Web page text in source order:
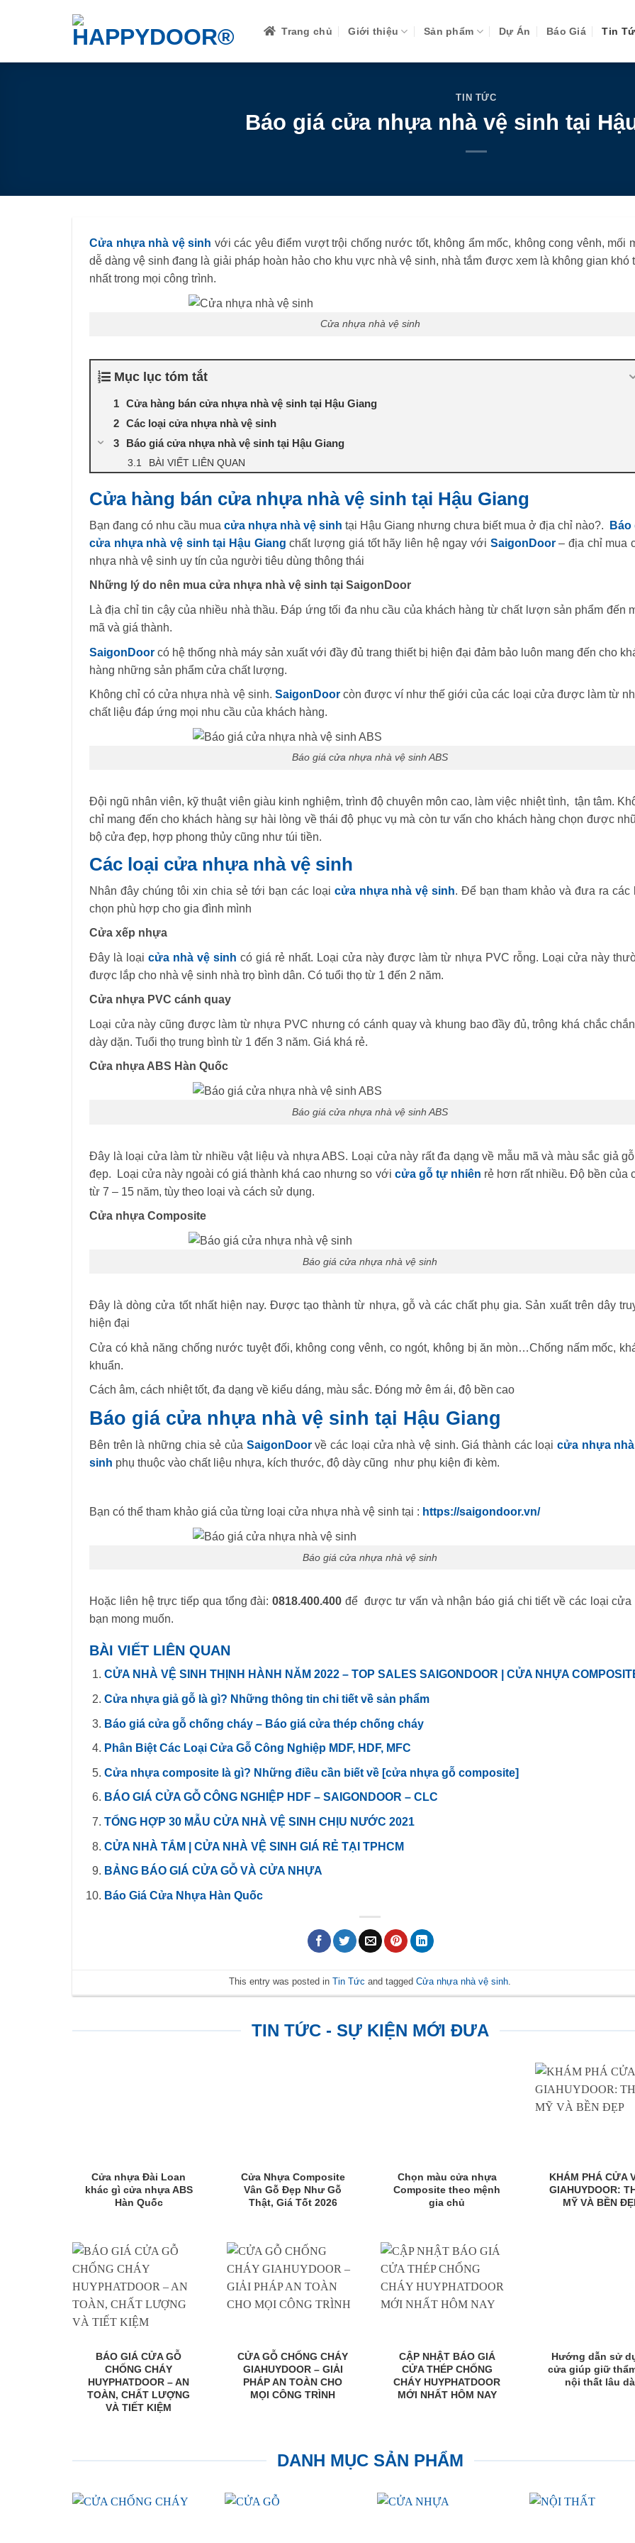
Trang chủ Giới thiệu Sản phẩm Dự Án Báo Giá Tin
TIN TỨC
Báo giá cửa nhựa nhà vệ sinh tại
Cửa nhựa nhà vệ sinh với các yêu điểm vượt trội chống nước tốt, không ẩm mốc, không cong vênh, mối
dễ dàng vệ sinh đang là giải pháp hoàn hảo cho khu vực nhà vệ sinh, nhà tắm được xem là không gian khó
nhất trong mọi công trình.
Cửa nhựa nhà vệ sinh
Mục lục tóm tắt
Cửa hàng bán cửa nhựa nhà vệ sinh tại Hậu Giang
Các loại cửa nhựa nhà vệ sinh
Báo giá cửa nhựa nhà vệ sinh tại Hậu Giang
BÀI VIẾT LIÊN QUAN
Cửa hàng bán cửa nhựa nhà vệ sinh tại Hậu Giang
Bạn đang có nhu cầu mua cửa nhựa nhà vệ sinh tại Hậu Giang nhưng chưa biết mua ở địa chỉ nào?.
Báo
cửa nhựa nhà vệ sinh tại Hậu Giang chất lượng giá tốt hãy liên hệ ngay với SaigonDoor– địa chỉ mua
nhựa nhà vệ sinh uy tín của người tiêu dùng thông thái
Những lý do nên mua cửa nhựa nhà vệ sinh tại SaigonDoor
Là địa chỉ tin cậy của nhiều nhà thầu. Đáp ứng tối đa nhu cầu của khách hàng từ chất lượn sản phẩm đến
mã và giá thành.
SaigonDoor có hệ thống nhà máy sản xuất với đầy đủ trang thiết bị hiện đại đảm bảo luôn mang đến cho
hàng những sản phẩm cửa chất lượng.
Không chỉ có cửa nhựa nhà vệ sinh. SaigonDoorcòn được ví như thế giới của các loại cửa được làm từ
chất liệu đáp ứng mọi nhu cầu của khách hàng.
Báo giá cửa nhựa nhà vệ sinh ABS
Đội ngũ nhân viên, kỹ thuật viên giàu kinh nghiệm, trình độ chuyên môn cao, làm việc nhiệt tình, tận tâm.
chỉ mang đến cho khách hàng sự hài lòng về thái độ phục vụ mà còn tư vấn cho khách hàng chọn được
bộ cửa đẹp, hợp phong thủy cũng như túi tiền.
Các loại cửa nhựa nhà vệ sinh
Nhân đây chúng tôi xin chia sẻ tới bạn các loại cửa nhựa nhà vệ sinh. Để bạn tham khảo và đưa ra các
chọn phù hợp cho gia đình mình
Cửa xếp nhựa
Đây là loại cửa nhà vệ sinh có giá rẻ nhất. Loại cửa này được làm từ nhựa PVC rỗng. Loại cửa này
được lắp cho nhà vệ sinh nhà trọ bình dân. Có tuổi thọ từ 1 đến 2 năm.
Cửa nhựa PVC cánh quay
Loại cửa này cũng được làm từ nhựa PVC nhưng có cánh quay và khung bao đầy đủ, trông khá chắc
dày dặn. Tuổi thọ trung bình từ 1 đến 3 năm. Giá khá rẻ.
Cửa nhựa ABS Hàn Quốc
Báo giá cửa nhựa nhà vệ sinh ABS
Đây là loại cửa làm từ nhiều vật liệu và nhựa ABS. Loại cửa này rất đa dạng về mẫu mã và màu sắc giả
đẹp. Loại cửa này ngoài có giá thành khá cao nhưng so với cửa gỗ tự nhiên rẻ hơn rất nhiều. Độ bền của
từ 7 – 15 năm, tùy theo loại và cách sử dụng.
Cửa nhựa Composite
Báo giá cửa nhựa nhà vệ sinh
Đây là dòng cửa tốt nhất hiện nay. Được tạo thành từ nhựa, gỗ và các chất phụ gia. Sản xuất trên dây
hiện đại
Cửa có khả năng chống nước tuyệt đối, không cong vênh, co ngót, không bị ăn mòn…Chống nấm mốc,
khuẩn.
Cách âm, cách nhiệt tốt, đa dạng về kiểu dáng, màu sắc. Đóng mở êm ái, độ bền cao
Báo giá cửa nhựa nhà vệ sinh tại Hậu Giang
Bên trên là những chia sẻ của SaigonDoorvề các loại cửa nhà vệ sinh. Giá thành các loại cửa nhựa
sinh phụ thuộc vào chất liệu nhựa, kích thước, độ dày cũng như phụ kiện đi kèm.
Bạn có thể tham khảo giá của từng loại cửa nhựa nhà vệ sinh tại : https://saigondoor.vn/
Báo giá cửa nhựa nhà vệ sinh
Hoặc liên hệ trực tiếp qua tổng đài: 0818.400.400 để được tư vấn và nhận báo giá chi tiết về các loại cửa
bạn mong muốn.
BÀI VIẾT LIÊN QUAN
CỬA NHÀ VỆ SINH THỊNH HÀNH NĂM 2022 – TOP SALES SAIGONDOOR | CỬA NHỰA
Cửa nhựa giả gỗ là gì? Những thông tin chi tiết về sản phẩm
Báo giá cửa gỗ chống cháy – Báo giá cửa thép chống cháy
Phân Biệt Các Loại Cửa Gỗ Công Nghiệp MDF, HDF, MFC
Cửa nhựa composite là gì? Những điều cần biết về [cửa nhựa gỗ composite]
BÁO GIÁ CỬA GỖ CÔNG NGHIỆP HDF – SAIGONDOOR – CLC
TỔNG HỢP 30 MẪU CỬA NHÀ VỆ SINH CHỊU NƯỚC 2021
CỬA NHÀ TẮM | CỬA NHÀ VỆ SINH GIÁ RẺ TẠI TPHCM
BẢNG BÁO GIÁ CỬA GỖ VÀ CỬA NHỰA
Báo Giá Cửa Nhựa Hàn Quốc
This entry was posted in Tin Tức and tagged Cửa nhựa nhà vệ sinh.
TIN TỨC - SỰ KIỆN MỚI ĐƯA
Cửa nhựa Đài Loan
khác gì cửa nhựa ABS
Hàn Quốc
Cửa Nhựa Composite
Vân Gỗ Đẹp Như Gỗ
Thật, Giá Tốt 2026
Chọn màu cửa nhựa
Composite theo mệnh
gia chủ
KHÁM PHÁ CỬA
GIAHUYDOOR:
MỸ VÀ BỀN
BÁO GIÁ CỬA GỖ
CHỐNG CHÁY
HUYPHATDOOR – AN
TOÀN, CHẤT LƯỢNG
VÀ TIẾT KIỆM
CỬA GỖ CHỐNG CHÁY
GIAHUYDOOR – GIẢI
PHÁP AN TOÀN CHO
MỌI CÔNG TRÌNH
CẬP NHẬT BÁO GIÁ
CỬA THÉP CHỐNG
CHÁY HUYPHATDOOR
MỚI NHẤT HÔM NAY
Hướng dẫn sử
cửa giúp giữ
nội thất lâu
DANH MỤC SẢN PHẨM